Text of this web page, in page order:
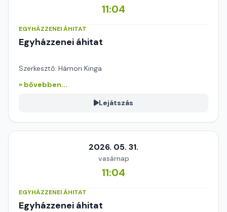
11:04
EGYHÁZZENEI ÁHITAT
Egyházzenei áhitat
Szerkesztő: Hámori Kinga
» bővebben...
Lejátszás
2026. 05. 31.
vasárnap
11:04
EGYHÁZZENEI ÁHITAT
Egyházzenei áhitat